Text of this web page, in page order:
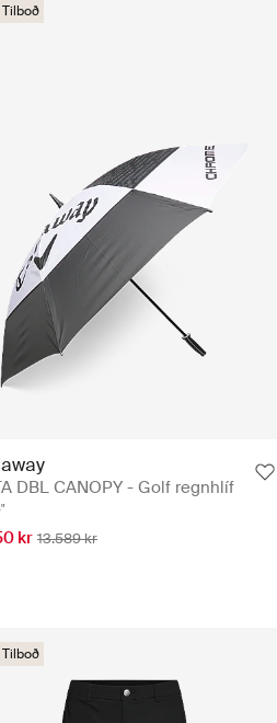
Tilboð
DBL CANOPY - Golf regnhlíf
kr 13.589 kr
Tilboð